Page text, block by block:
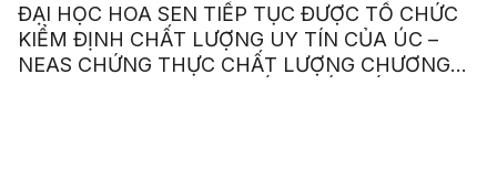
ĐẠI HỌC HOA SEN TIẾP TỤC ĐƯỢC TỔ CHỨC
KIỂM ĐỊNH CHẤT LƯỢNG UY TÍN CỦA ÚC –
NEAS CHỨNG THỰC CHẤT LƯỢNG CHƯƠNG